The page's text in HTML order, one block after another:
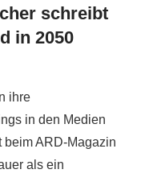
schreibt
in 2050
ihre
in den Medien
beim ARD-Magazin
als ein